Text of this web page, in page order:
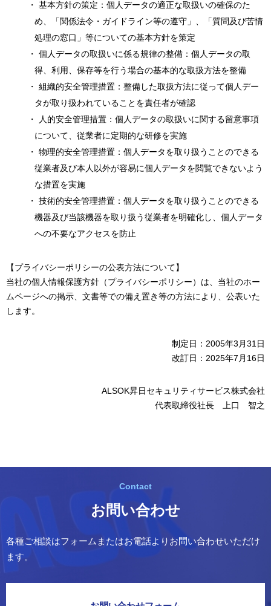
・ 基本方針の策定：個人データの適正な取扱いの確保のた
め、「関係法令・ガイドライン等の遵守」、「質問及び苦情
処理の窓口」等についての基本方針を策定
・ 個人データの取扱いに係る規律の整備：個人データの取
得、利用、保存等を行う場合の基本的な取扱方法を整備
・ 組織的安全管理措置：整備した取扱方法に従って個人デー
タが取り扱われていることを責任者が確認
・ 人的安全管理措置：個人データの取扱いに関する留意事項
について、従業者に定期的な研修を実施
・ 物理的安全管理措置：個人データを取り扱うことのできる
従業者及び本人以外が容易に個人データを閲覧できないよう
な措置を実施
・ 技術的安全管理措置：個人データを取り扱うことのできる
機器及び当該機器を取り扱う従業者を明確化し、個人データ
への不要なアクセスを防止
【プライバシーポリシーの公表方法について】
当社の個人情報保護方針（プライバシーポリシー）は、当社のホー
ムページへの掲示、文書等での備え置き等の方法により、公表いた
します。
制定日：2005年3月31日
改訂日：2025年7月16日
ALSOK昇日セキュリティサービス株式会社
代表取締役社長 上口 智之
お問い合わせ
各種ご相談はフォームまたはお電話よりお問い合わせいただけ
ます。